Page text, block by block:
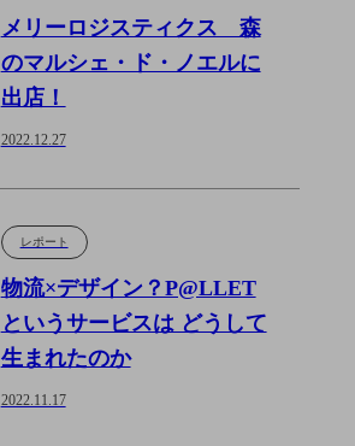
メリーロジスティクス 森
のマルシェ・ド・ノエルに
出店！
2022.12.27
物流×デザイン？P@LLET
というサービスは どうして
生まれたのか
レポート
2022.11.17